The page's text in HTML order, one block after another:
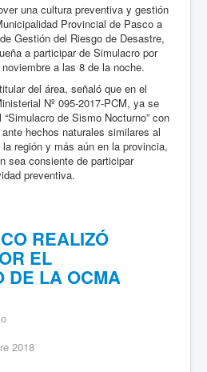
una cultura preventiva y gestión
Provincial de Pasco a
Gestión del Riesgo de Desastre,
a participar de Simulacro por
a las 8 de la noche.
del área, señaló que en el
Nº 095-2017-PCM, ya se
de Sismo Nocturno” con
hechos naturales similares al
región y más aún en la provincia,
sea consiente de participar
preventiva.
REALIZÓ
EL
DE LA OCMA
2018